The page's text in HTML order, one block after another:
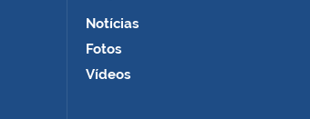
Notícias
Fotos
Vídeos